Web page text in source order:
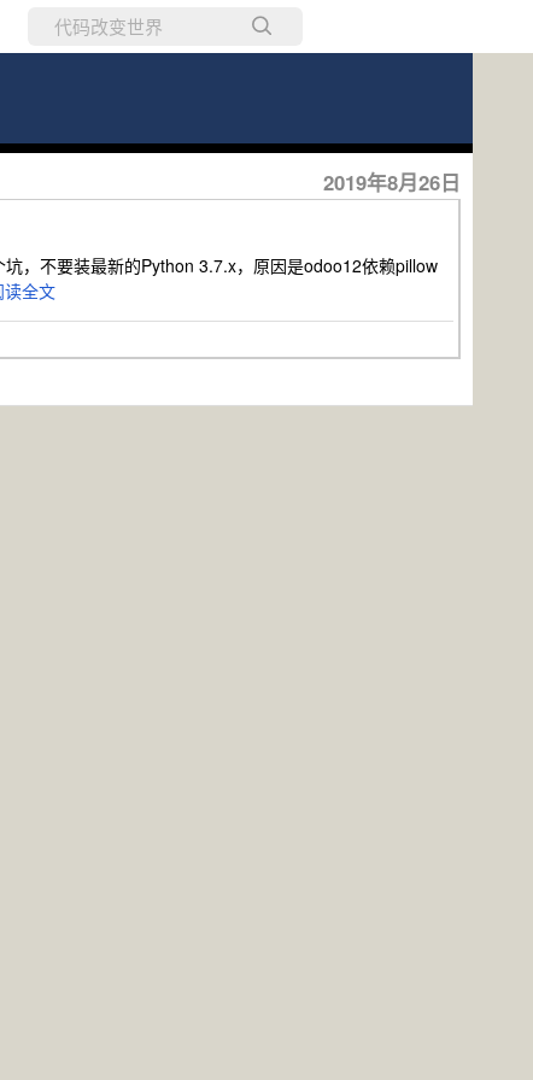
2019年8月26日
，不要装最新的Python 3.7.x，原因是odoo12依赖pillow
读全文